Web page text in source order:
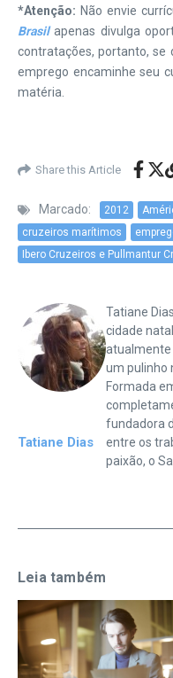
*Atenção: Não envie
Brasil apenas divulga
contratações, portanto, se
emprego encaminhe seu
matéria.
Share this Article
Marcado: 2012
cruzeiros marítimos
Ibero Cruzeiros e Pullmantur
Tatiane Dias
Tatiane
cidade
atualmente
um pulinho
Formada
fundadora
entre os
paixão, o
Leia também